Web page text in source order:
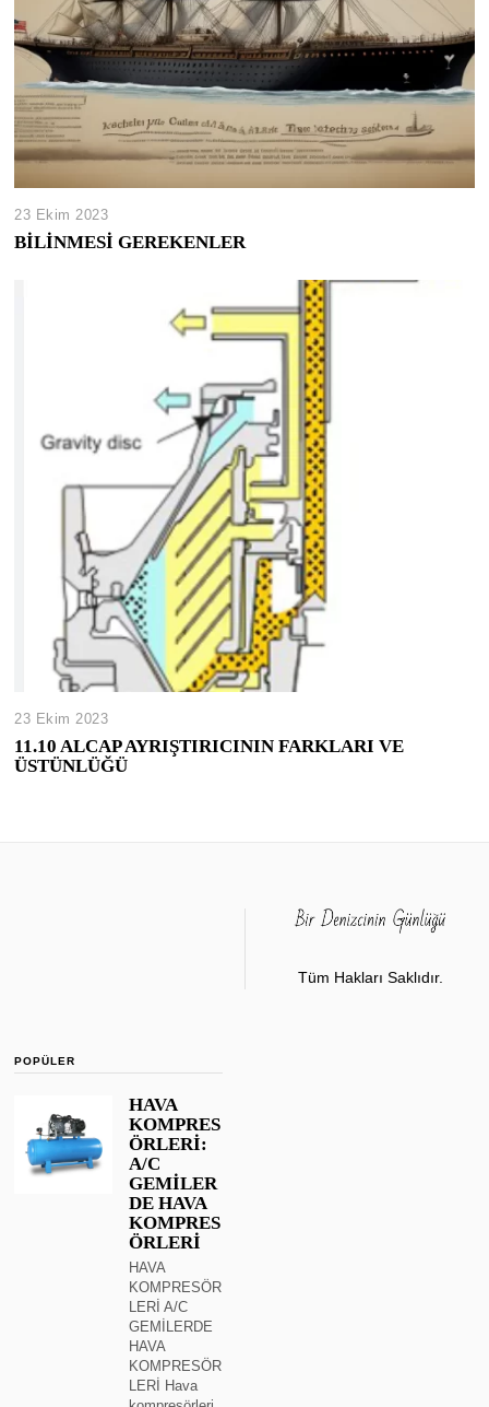
23 Ekim 2023
BİLİNMESİ GEREKENLER
23 Ekim 2023
11.10 ALCAP AYRIŞTIRICININ FARKLARI VE
ÜSTÜNLÜĞÜ
Tüm Hakları Saklıdır.
POPÜLER
HAVA
KOMPRES
ÖRLERİ:
A/C
GEMİLER
DE HAVA
KOMPRES
ÖRLERİ
HAVA
KOMPRESÖR
LERİ A/C
GEMİLERDE
HAVA
KOMPRESÖR
LERİ Hava